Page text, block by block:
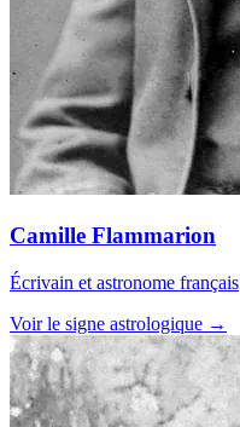
Camille Flammarion
Écrivain et astronome français
Voir le signe astrologique →